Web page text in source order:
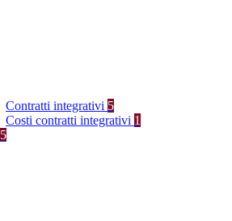
Contratti integrativi 5
Costi contratti integrativi 1
5